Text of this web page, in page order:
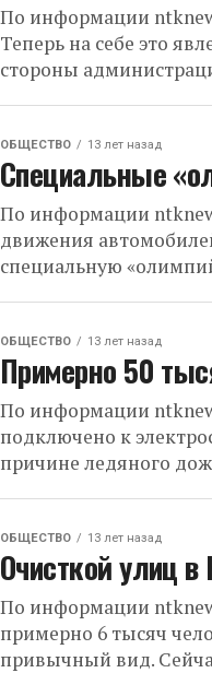
По информации
Теперь на себе это
стороны
ОБЩЕСТВО 13 лет назад
Специальные
По информации
движения
специальную
ОБЩЕСТВО 13 лет назад
Примерно 50
По информации
подключено к
причине ледяного
ОБЩЕСТВО 13 лет назад
Очисткой улиц
По информации
примерно 6 тысяч
привычный вид.